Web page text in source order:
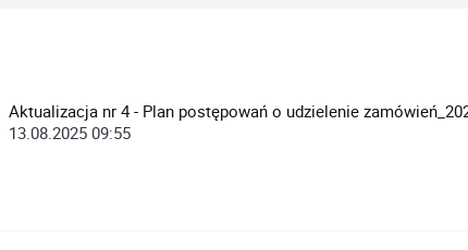
Aktualizacja nr 4 - Plan postępowań o udzielenie
13.08.2025 09:55